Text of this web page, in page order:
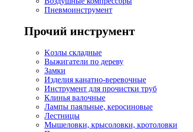
Пневмоинструмент
Прочий инструмент
Kозлы складные
Выжигатели по дереву
Замки
Изделия канатно-веревочные
Инструмент для прочистки труб
Клинья валочные
Лампы паяльные, керосиновые
Лестницы
Мышеловки, крысоловки, кротоловки